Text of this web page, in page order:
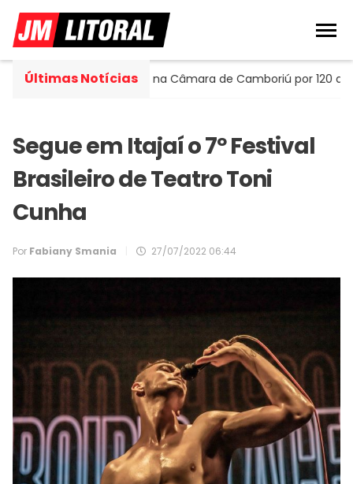
Últimas Notícias
assume cadeira na Câmara de Camboriú por 120 dias
Segue em Itajaí o 7º Festival
Brasileiro de Teatro Toni
Cunha
Por Fabiany Smania 27/07/2022 06:44